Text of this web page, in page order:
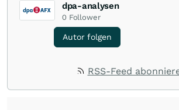
dpa-analysen
0 Follower
Autor folgen
RSS-Feed